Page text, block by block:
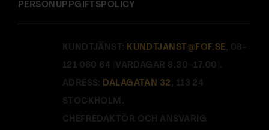
PERSONUPPGIFTSPOLICY
KUNDTJÄNST: KUNDTJANST@FOF.SE , 08-
121 060 64 (VARDAGAR 8.30–17.00).
ADRESS: DALAGATAN 32 , 113 24
STOCKHOLM.
CHEFREDAKTÖR OCH ANSVARIG